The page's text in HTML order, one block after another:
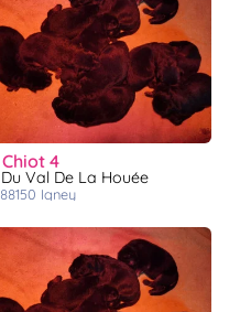
chiot 4
Du Val De La Houée
88150 igney